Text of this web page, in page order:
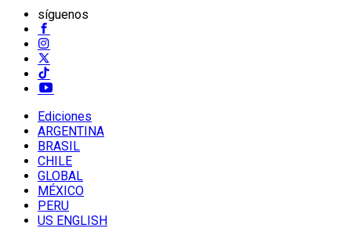
síguenos
Ediciones
ARGENTINA
BRASIL
CHILE
GLOBAL
MÉXICO
PERU
US ENGLISH